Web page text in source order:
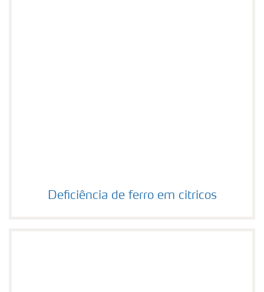
Deficiência de ferro em citricos
Deficiência de ferro em citricos